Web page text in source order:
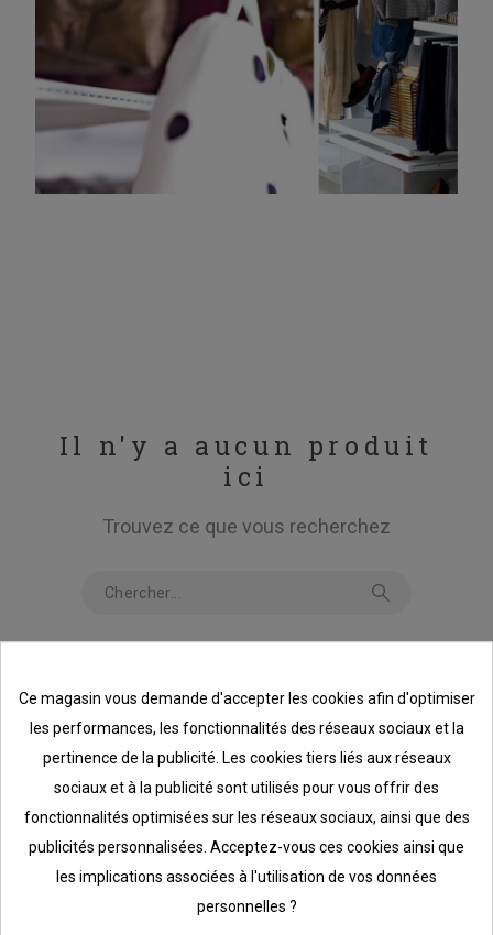
Il n'y a aucun produit
ici
Trouvez ce que vous recherchez
INSCRIPTION À LA NEWSLETTER
ET BONS PLANS
Ce magasin vous demande d'accepter les cookies afin d'optimiser
les performances, les fonctionnalités des réseaux sociaux et la
pertinence de la publicité. Les cookies tiers liés aux réseaux
sociaux et à la publicité sont utilisés pour vous offrir des
fonctionnalités optimisées sur les réseaux sociaux, ainsi que des
publicités personnalisées. Acceptez-vous ces cookies ainsi que
les implications associées à l'utilisation de vos données
personnelles ?
Consentement aux cookies